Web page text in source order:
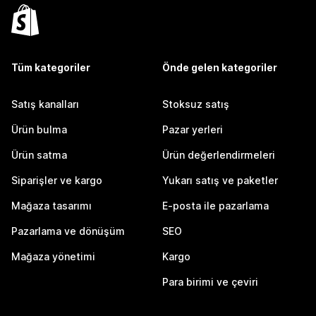
Tüm kategoriler
Satış kanalları
Ürün bulma
Ürün satma
Siparişler ve kargo
Mağaza tasarımı
Pazarlama ve dönüşüm
Mağaza yönetimi
Önde gelen kategoriler
Stoksuz satış
Pazar yerleri
Ürün değerlendirmeleri
Yukarı satış ve paketler
E-posta ile pazarlama
SEO
Kargo
Para birimi ve çeviri